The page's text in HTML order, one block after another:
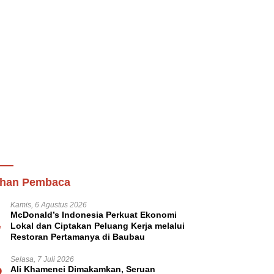
Pembaca
Kamis, 6 Agustus 2026
McDonald’s Indonesia Perkuat Ekonomi
Lokal dan Ciptakan Peluang Kerja melalui
Restoran Pertamanya di Baubau
Selasa, 7 Juli 2026
Ali Khamenei Dimakamkan, Seruan